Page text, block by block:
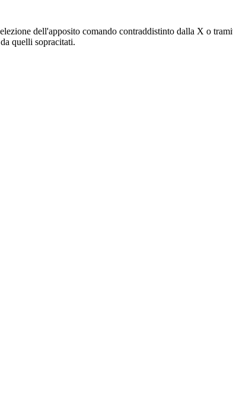
dell'apposito comando contraddistinto dalla X o
quelli sopracitati.